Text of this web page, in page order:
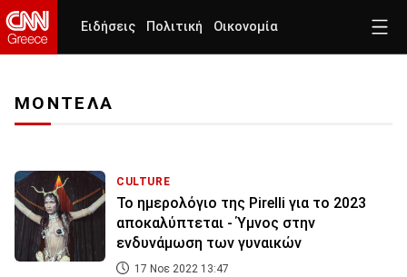
Ειδήσεις Πολιτική Οικονομία
ΜΟΝΤΕΛΑ
CULTURE
Το ημερολόγιο της Pirelli για το 2023
αποκαλύπτεται - Ύμνος στην
ενδυνάμωση των γυναικών
17 Νοε 2022 13:47